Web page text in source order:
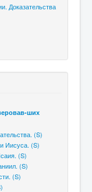
Доказательства
ших
(S)
Иисуса. (S)
(S)
(S)
(S)